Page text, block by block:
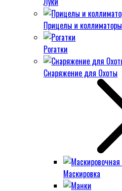
Прицелы и коллиматоры
Рогатки
Снаряжение для Охоты
Маскировка